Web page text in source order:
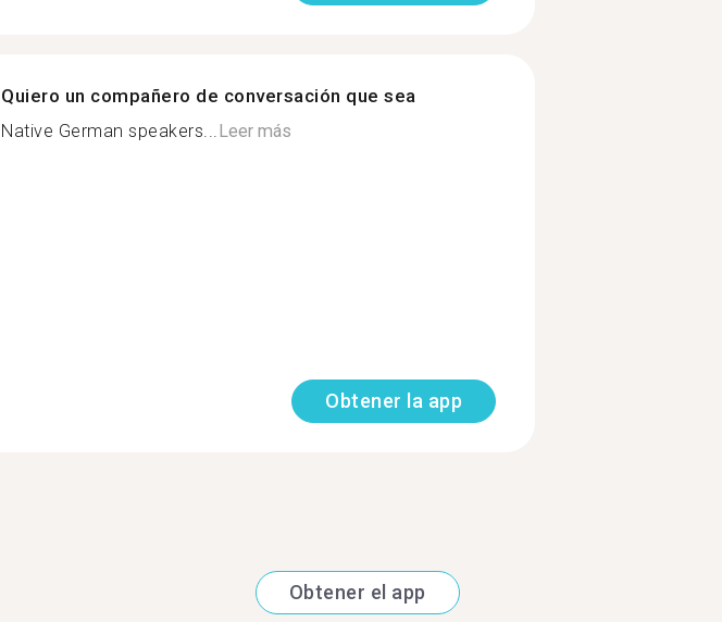
Quiero un compañero de conversación que sea
Native German speakers...Leer más
Obtener la app
Obtener el app